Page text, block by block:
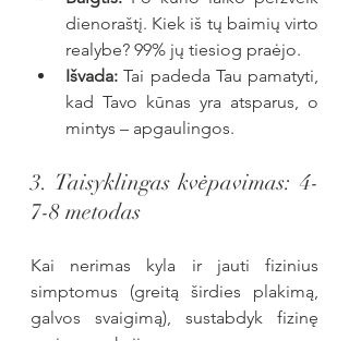
dienoraštį. Kiek iš tų baimių virto
realybe? 99% jų tiesiog praėjo.
Išvada: Tai padeda Tau pamatyti,
kad Tavo kūnas yra atsparus, o
mintys – apgaulingos.
3. Taisyklingas kvėpavimas: 4-
7-8 metodas
Kai nerimas kyla ir jauti fizinius
simptomus (greitą širdies plakimą,
galvos svaigimą), sustabdyk fizinę